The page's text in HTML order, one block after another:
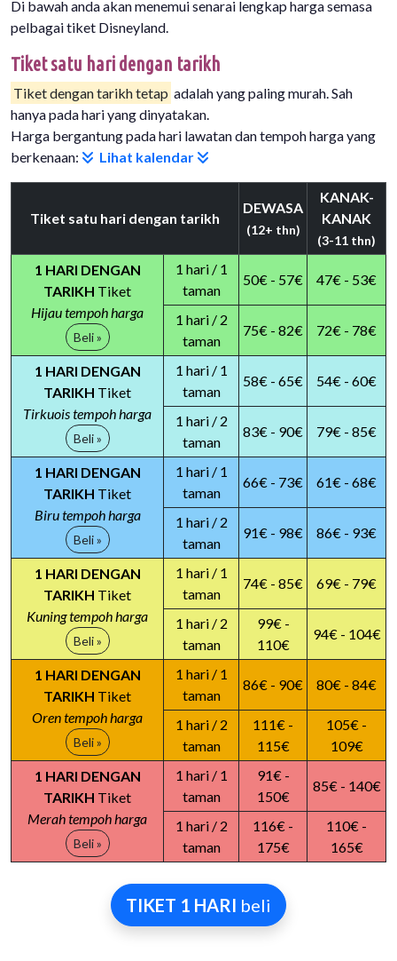
Di bawah anda akan menemui senarai lengkap harga semasa
pelbagai tiket Disneyland.
Tiket satu hari dengan tarikh
Tiket dengan tarikh tetap adalah yang paling murah. Sah
hanya pada hari yang dinyatakan.
Harga bergantung pada hari lawatan dan tempoh harga yang
berkenaan:
Lihat kalendar
Tiket satu hari dengan tarikh
DEWASA
(12+ thn)
KANAK-
KANAK
(3-11 thn)
1 HARI DENGAN
TARIKH Tiket
Hijau tempoh harga
Beli »
1 hari / 1
taman
50€ - 57€ 47€ - 53€
1 hari / 2
taman
75€ - 82€ 72€ - 78€
1 HARI DENGAN
TARIKH Tiket
Tirkuois tempoh harga
Beli »
1 hari / 1
taman
58€ - 65€ 54€ - 60€
1 hari / 2
taman
83€ - 90€ 79€ - 85€
1 HARI DENGAN
TARIKH Tiket
Biru tempoh harga
Beli »
1 hari / 1
taman
66€ - 73€ 61€ - 68€
1 hari / 2
taman
91€ - 98€ 86€ - 93€
1 HARI DENGAN
TARIKH Tiket
Kuning tempoh harga
Beli »
1 hari / 1
taman
74€ - 85€ 69€ - 79€
1 hari / 2
taman
99€ -
110€
94€ - 104€
1 HARI DENGAN
TARIKH Tiket
Oren tempoh harga
Beli »
1 hari / 1
taman
86€ - 90€ 80€ - 84€
1 hari / 2
taman
111€ -
115€
105€ -
109€
1 HARI DENGAN
TARIKH Tiket
Merah tempoh harga
Beli »
1 hari / 1
taman
91€ -
150€
85€ - 140€
1 hari / 2
taman
116€ -
175€
110€ -
165€
TIKET 1 HARI beli